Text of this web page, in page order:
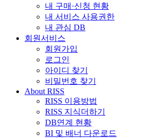
내 구매·신청 현황
내 서비스 사용권한
내 관심 DB
회원서비스
회원가입
로그인
아이디 찾기
비밀번호 찾기
About RISS
RISS 이용방법
RISS 지식더하기
DB연계 현황
BI 및 배너 다운로드